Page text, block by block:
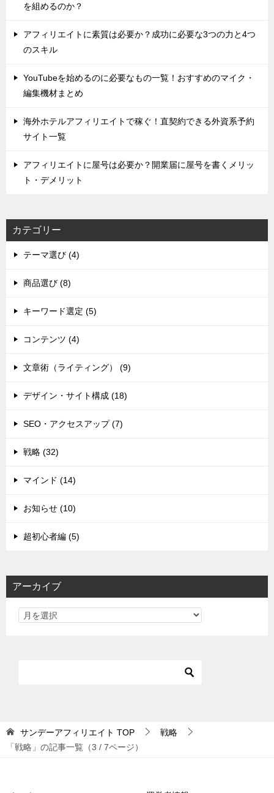
を組めるのか？
アフィリエイトに素質は必要か？成功に必要な3つの力と4つ
のスキル
YouTubeを始めるのに必要なもの一覧！おすすめのマイク・
編集機材まとめ
海外ホテルアフィリエイトで稼ぐ！直契約できる外資系予約
サイト一覧
アフィリエイトに屋号は必要か？開業届に屋号を書くメリッ
ト・デメリット
カテゴリー
テーマ選び (4)
商品選び (8)
キーワード選定 (5)
コンテンツ (4)
文章術（ライティング） (9)
デザイン・サイト構成 (18)
SEO・アクセスアップ (7)
戦略 (32)
マインド (14)
お知らせ (10)
超初心者編 (5)
アーカイブ
サンデーアフィリエイト TOP
戦略
「戦略」の記事一覧（3 / 7ページ）